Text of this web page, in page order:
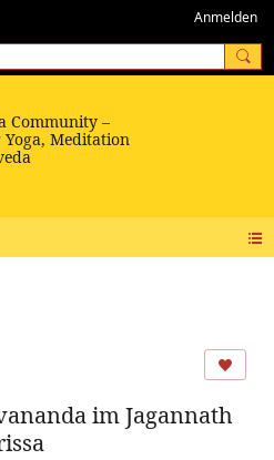
Anmelden
im Jagannath